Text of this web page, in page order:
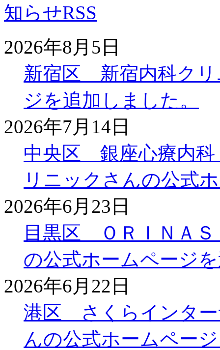
2026年8月5日
新宿区 新宿内科クリ
ジを追加しました。
2026年7月14日
中央区 銀座心療内科
リニックさんの公式
2026年6月23日
目黒区 ＯＲＩＮＡ
の公式ホームページ
2026年6月22日
港区 さくらインター
んの公式ホームペー